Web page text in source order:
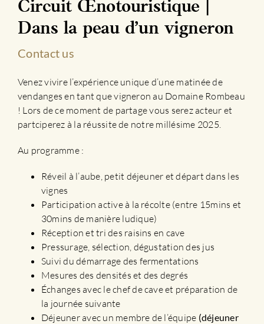
Circuit Œnotouristique |
Dans la peau d’un vigneron
Contact us
Venez vivire l’expérience unique d’une matinée de
vendanges en tant que vigneron au Domaine Rombeau
! Lors de ce moment de partage vous serez acteur et
partciperez à la réussite de notre millésime 2025.
Au programme :
Réveil à l’aube, petit déjeuner et départ dans les
vignes
Participation active à la récolte (entre 15mins et
30mins de manière ludique)
Réception et tri des raisins en cave
Pressurage, sélection, dégustation des jus
Suivi du démarrage des fermentations
Mesures des densités et des degrés
Échanges avec le chef de cave et préparation de
la journée suivante
Déjeuner avec un membre de l’équipe (déjeuner